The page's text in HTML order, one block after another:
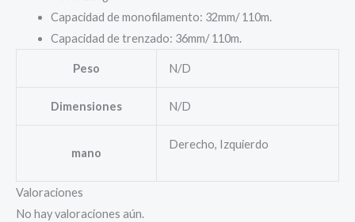
Capacidad de monofilamento: 32mm/ 110m.
Capacidad de trenzado: 36mm/ 110m.
Peso N/D
Dimensiones N/D
mano
Derecho, Izquierdo
Valoraciones
No hay valoraciones aún.